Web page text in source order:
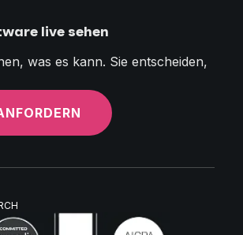
live sehen
was es kann. Sie entscheiden,